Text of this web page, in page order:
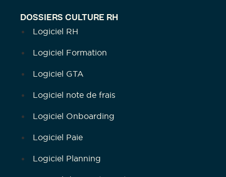
DOSSIERS CULTURE RH
Logiciel RH
Logiciel Formation
Logiciel GTA
Logiciel note de frais
Logiciel Onboarding
Logiciel Paie
Logiciel Planning